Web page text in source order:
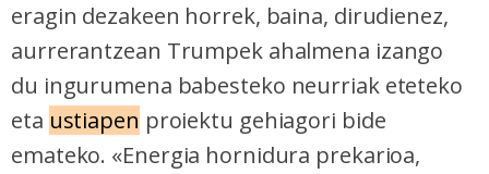
eragin dezakeen horrek, baina, dirudienez,
aurrerantzean Trumpek ahalmena izango
du ingurumena babesteko neurriak eteteko
eta ustiapen proiektu gehiagori bide
emateko. «Energia hornidura prekarioa,